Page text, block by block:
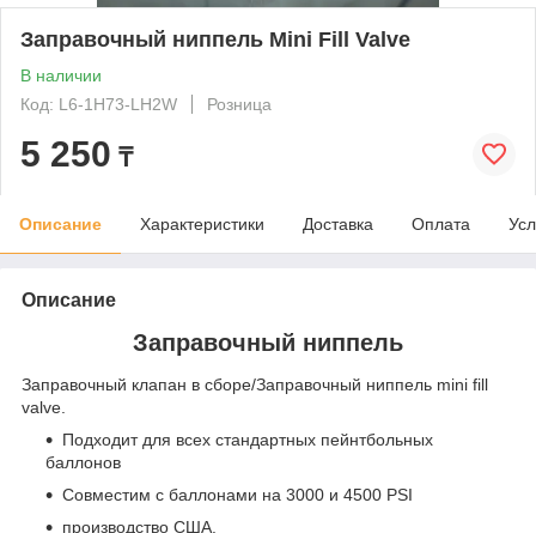
Заправочный ниппель Mini Fill Valve
В наличии
Код: L6-1H73-LH2W
Розница
5 250 ₸
Описание Характеристики Доставка Оплата
Описание
Заправочный ниппель
Заправочный клапан в сборе/Заправочный ниппель mini fill
valve.
Подходит для всех стандартных пейнтбольных
баллонов
Совместим с баллонами на 3000 и 4500 PSI
производство США.